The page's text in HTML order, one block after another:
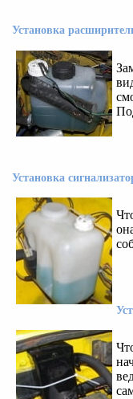
Установка
Установка